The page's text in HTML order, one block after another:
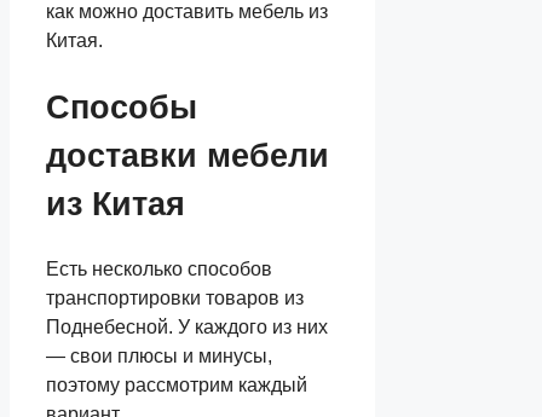
как можно доставить мебель из
Китая.
Способы
доставки мебели
из Китая
Есть несколько способов
транспортировки товаров из
Поднебесной. У каждого из них
— свои плюсы и минусы,
поэтому рассмотрим каждый